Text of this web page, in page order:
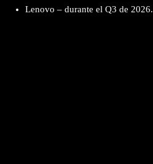
Lenovo – durante el Q3 de 2026.